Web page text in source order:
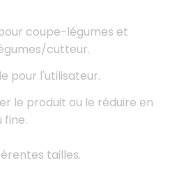
coupe-légumes et
cutteur.
pour l'utilisateur.
le produit ou le réduire en
fine.
tailles.